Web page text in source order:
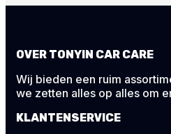
OVER TONYIN CAR CARE
Wij bieden een ruim
we zetten alles op alles om
KLANTENSERVICE